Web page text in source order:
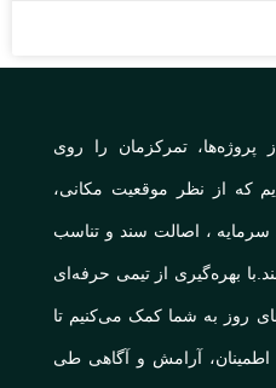
تمرکزمان را روی
که از نظر موقعیت مکانی،
سرمایه ، اصالت سند و تناسب
بهره‌گیری از تیمی حرفه‌ای
روز به شما کمک می‌کنیم تا
آرامش و آگاهی طی